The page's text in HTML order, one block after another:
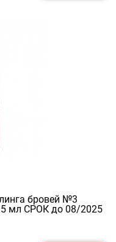
бровей №3
5 мл СРОК до 08/2025